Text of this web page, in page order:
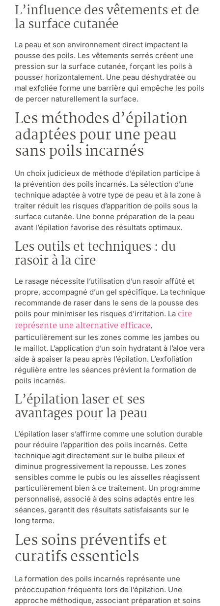
L’influence des vêtements et de
la surface cutanée
La peau et son environnement direct impactent la
pousse des poils. Les vêtements serrés créent une
pression sur la surface cutanée, forçant les poils à
pousser horizontalement. Une peau déshydratée ou
mal exfoliée forme une barrière qui empêche les poils
de percer naturellement la surface.
Les méthodes d’épilation
adaptées pour une peau
sans poils incarnés
Un choix judicieux de méthode d’épilation participe à
la prévention des poils incarnés. La sélection d’une
technique adaptée à votre type de peau et à la zone à
traiter réduit les risques d’apparition de poils sous la
surface cutanée. Une bonne préparation de la peau
avant l’épilation favorise des résultats optimaux.
Les outils et techniques : du
rasoir à la cire
Le rasage nécessite l’utilisation d’un rasoir affûté et
propre, accompagné d’un gel spécifique. La technique
recommande de raser dans le sens de la pousse des
poils pour minimiser les risques d’irritation. La cire
représente une alternative efficace,
particulièrement sur les zones comme les jambes ou
le maillot. L’application d’un soin hydratant à l’aloe vera
aide à apaiser la peau après l’épilation. L’exfoliation
régulière entre les séances prévient la formation de
poils incarnés.
L’épilation laser et ses
avantages pour la peau
L’épilation laser s’affirme comme une solution durable
pour réduire l’apparition des poils incarnés. Cette
technique agit directement sur le bulbe pileux et
diminue progressivement la repousse. Les zones
sensibles comme le pubis ou les aisselles réagissent
particulièrement bien à ce traitement. Un programme
personnalisé, associé à des soins adaptés entre les
séances, garantit des résultats satisfaisants sur le
long terme.
Les soins préventifs et
curatifs essentiels
La formation des poils incarnés représente une
préoccupation fréquente lors de l’épilation. Une
approche méthodique, associant préparation et soins